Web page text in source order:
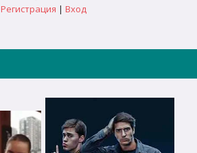
Регистрация | Вход